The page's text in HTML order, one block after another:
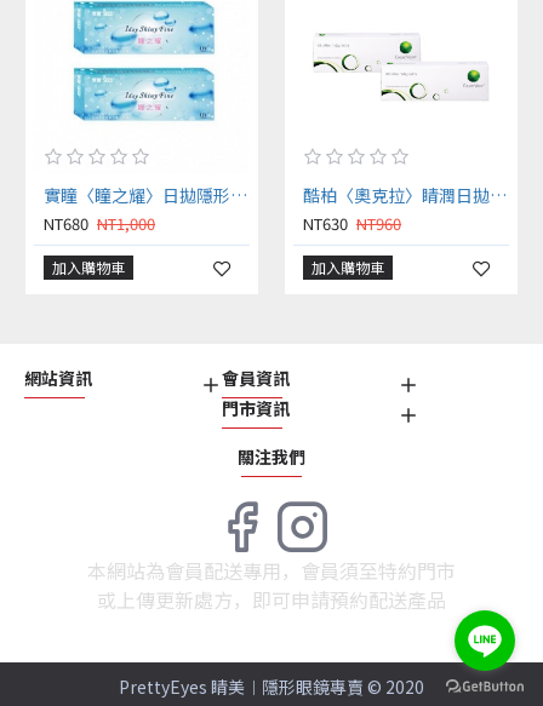
實瞳〈瞳之耀〉日拋隱形眼鏡【30片裝】2盒
NT680 NT1,000
加入購物車
酷柏〈奧克拉〉睛潤日拋隱形眼鏡【30片裝】2盒
NT630 NT960
加入購物車
網站資訊
會員資訊
門市資訊
關注我們
本網站為會員配送專用，會員須至特約門市
或上傳更新處方，即可申請預約配送產品
PrettyEyes 睛美︱隱形眼鏡專賣 © 2020